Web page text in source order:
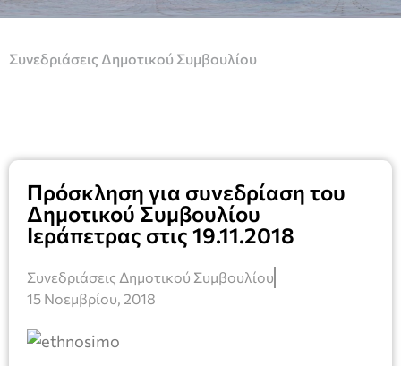
Συνεδριάσεις Δημοτικού Συμβουλίου
Πρόσκληση για συνεδρίαση του
Δημοτικού Συμβουλίου
Ιεράπετρας στις 19.11.2018
Συνεδριάσεις Δημοτικού Συμβουλίου
15 Νοεμβρίου, 2018